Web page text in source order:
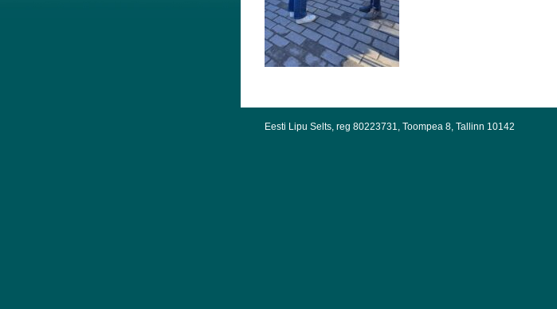
Eesti Lipu Selts, reg 80223731, Toompea 8, Tallinn 10142